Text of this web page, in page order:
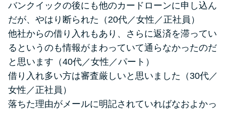
バンクイックの後にも他のカードローンに申し込ん
だが、やはり断られた（20代／女性／正社員）
他社からの借り入れもあり、さらに返済を滞ってい
るというのも情報がまわっていて通らなかったのだ
と思います（40代／女性／パート）
借り入れ多い方は審査厳しいと思いました（30代／
女性／正社員）
落ちた理由がメールに明記されていればなおよかっ